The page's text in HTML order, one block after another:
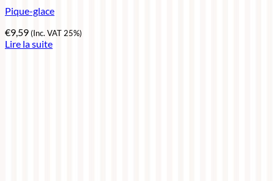
Pique-glace
€9,59(Inc. VAT 25%)
Lire la suite